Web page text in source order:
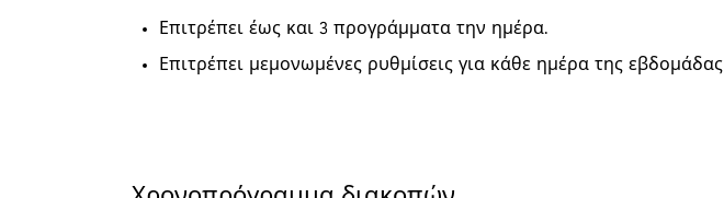
Επιτρέπει έως και 3 προγράμματα την ημέρα.
Επιτρέπει μεμονωμένες ρυθμίσεις για κάθε ημέρα της εβδομάδας